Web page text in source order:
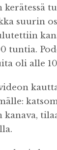
suurin
tuntia.
oli alle